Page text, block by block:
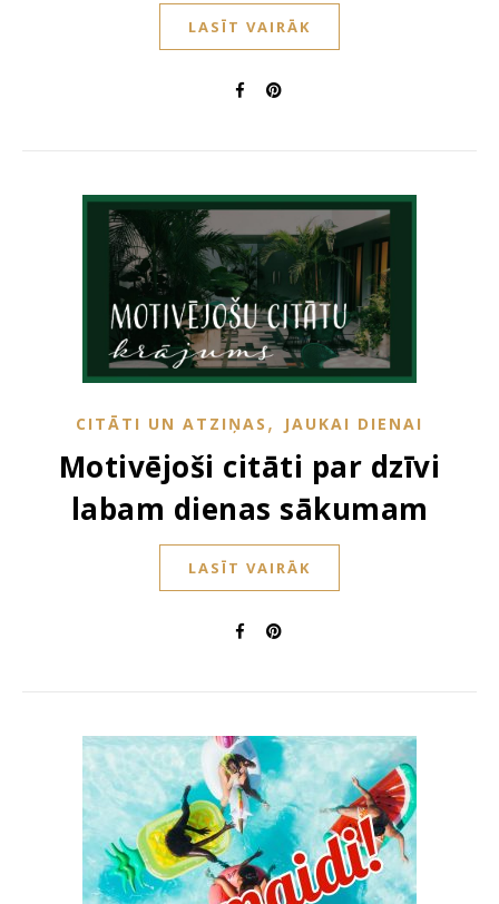
LASĪT VAIRĀK
CITĀTI UN ATZIŅAS , JAUKAI DIENAI
Motivējoši citāti par dzīvi
labam dienas sākumam
LASĪT VAIRĀK